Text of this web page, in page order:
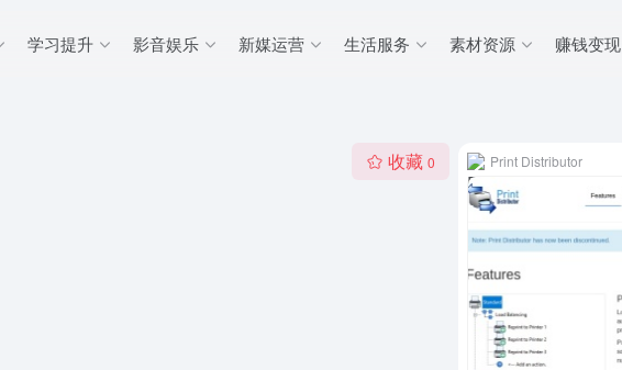
学习提升 影音娱乐 新媒运营 生活服务 素材资源 赚钱变现
收藏 0 Print Distributor